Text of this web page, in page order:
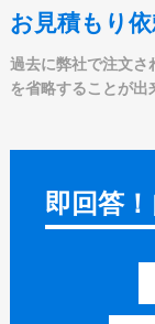
うちわ商品一覧
ポリうちわ（
ポリうちわ（
ポリうちわ（
伝統⽵うちわ
お見積もり
過去に弊社で注文さ
を省略することが出
即回答